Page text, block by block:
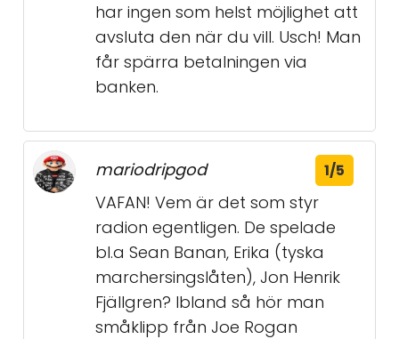
har ingen som helst möjlighet att
avsluta den när du vill. Usch! Man
får spärra betalningen via
banken.
mariodripgod 1/5
VAFAN! Vem är det som styr
radion egentligen. De spelade
bl.a Sean Banan, Erika (tyska
marchersingslåten), Jon Henrik
Fjällgren? Ibland så hör man
småklipp från Joe Rogan